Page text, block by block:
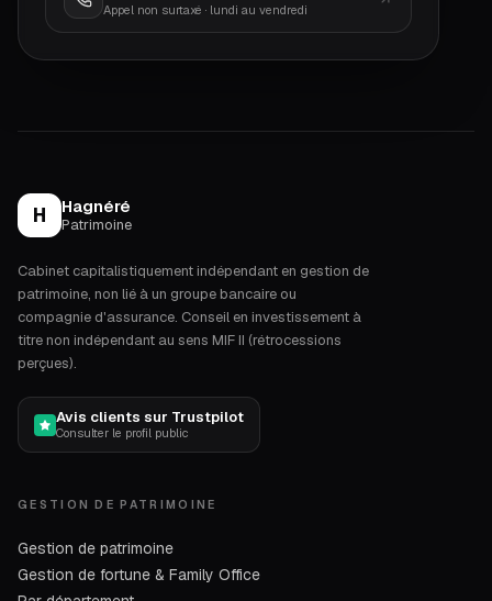
Appel non surtaxé · lundi au vendredi
H Hagnéré
Patrimoine
Cabinet capitalistiquement indépendant en gestion de
patrimoine, non lié à un groupe bancaire ou
compagnie d'assurance. Conseil en investissement à
titre non indépendant au sens MIF II (rétrocessions
perçues).
Avis clients sur Trustpilot
Consulter le profil public
GESTION DE PATRIMOINE
Gestion de patrimoine
Gestion de fortune & Family Office